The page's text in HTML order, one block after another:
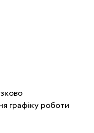
графіку роботи